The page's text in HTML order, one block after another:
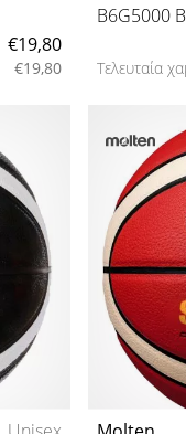
€19,80
€19,80
B6G5000
Τελευταία